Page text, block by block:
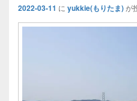
2022-03-11 に yukkie(もりたま)が